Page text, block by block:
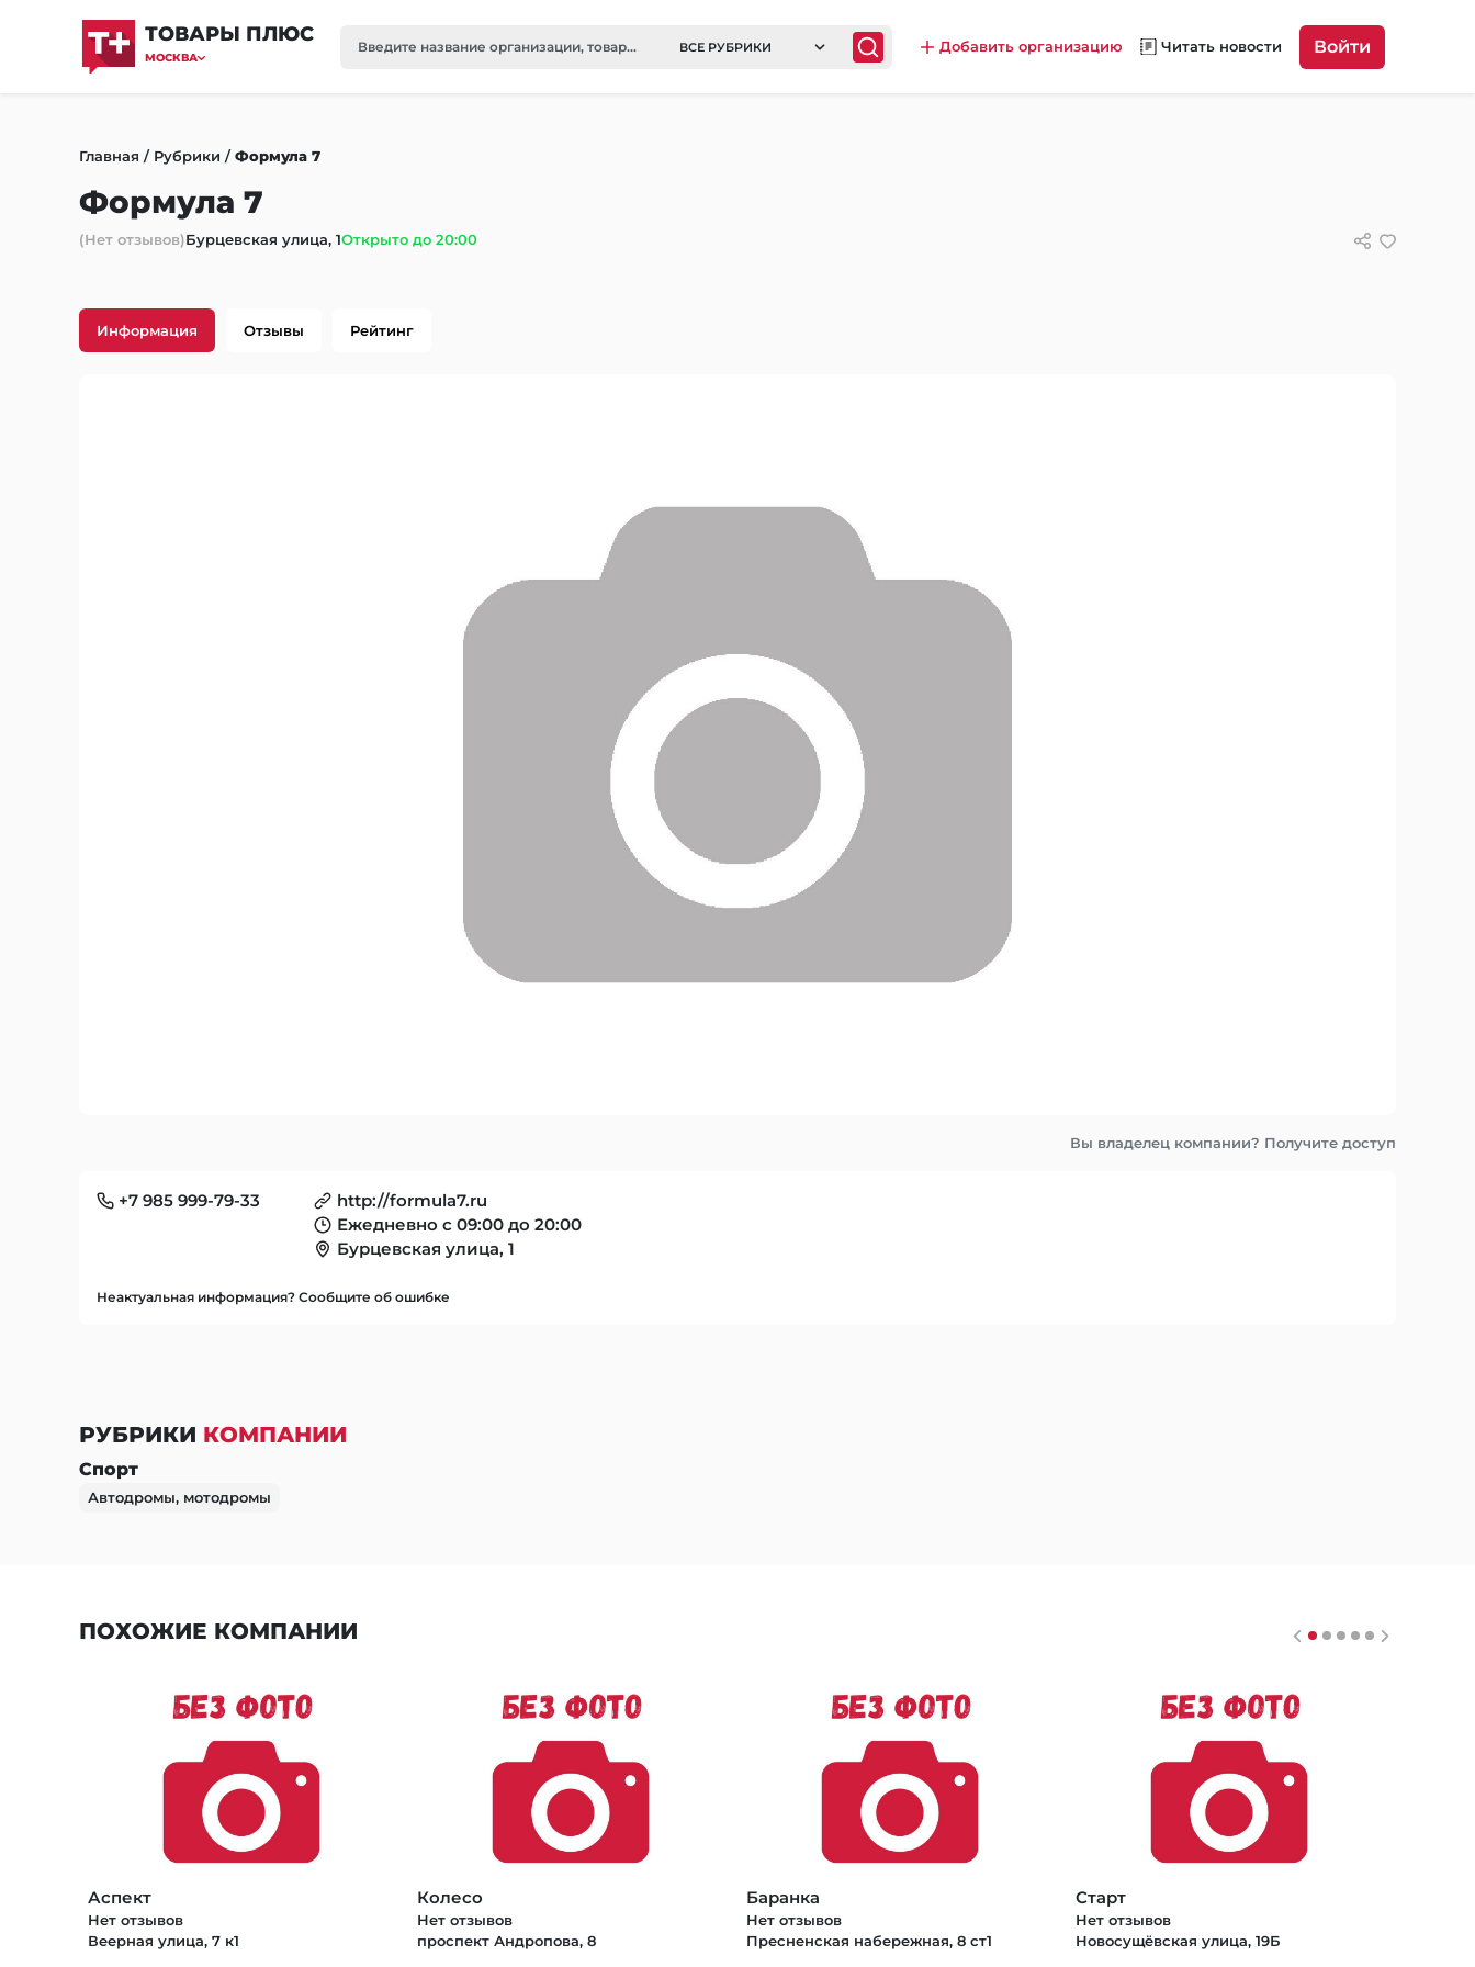
ТОВАРЫ ПЛЮС
МОСКВА
ВСЕ РУБРИКИ Добавить организацию Читать новости Войти
Главная / Рубрики /Формула 7
Формула 7
(Нет отзывов)Бурцевская улица, 1Открыто до 20:00
Информация Отзывы Рейтинг
Вы владелец компании? Получите доступ
+7 985 999-79-33
http://formula7.ru
Ежедневно с 09:00 до 20:00
Бурцевская улица, 1
Неактуальная информация? Сообщите об ошибке
РУБРИКИ КОМПАНИИ
Спорт
Автодромы, мотодромы
ПОХОЖИЕ КОМПАНИИ
Аспект
Нет отзывов
Веерная улица, 7 к1
Колесо
Нет отзывов
проспект Андропова, 8
Баранка
Нет отзывов
Пресненская набережная, 8 ст1
Старт
Нет отзывов
Новосущёвская улица, 19Б